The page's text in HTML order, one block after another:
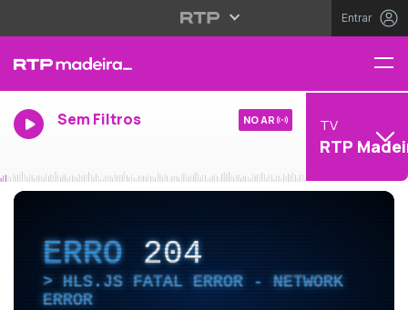
Entrar
Sem Filtros NO AR TV
RTP
ERRO204
HLS.JS FATAL ERROR - NETWORK
ERROR